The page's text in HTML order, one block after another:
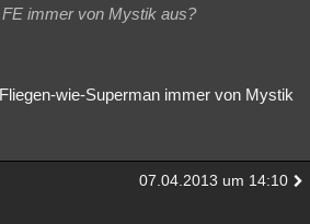
immer von Mystik aus?
wie-Superman immer von Mystik
07.04.2013 um 14:10